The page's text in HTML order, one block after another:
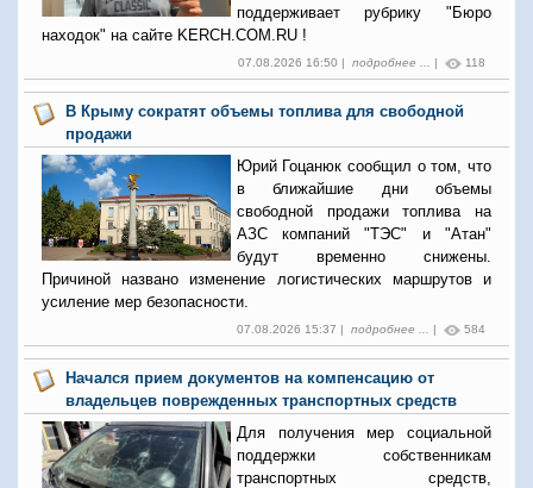
поддерживает рубрику "Бюро
находок" на сайте KERCH.COM.RU !
07.08.2026 16:50 | подробнее ... | 118
В Крыму сократят объемы топлива для свободной
продажи
Юрий Гоцанюк сообщил о том, что
в ближайшие дни объемы
свободной продажи топлива на
АЗС компаний "ТЭС" и "Атан"
будут временно снижены.
Причиной названо изменение логистических маршрутов и
усиление мер безопасности.
07.08.2026 15:37 | подробнее ... | 584
Начался прием документов на компенсацию от
владельцев поврежденных транспортных средств
Для получения мер социальной
поддержки собственникам
транспортных средств,